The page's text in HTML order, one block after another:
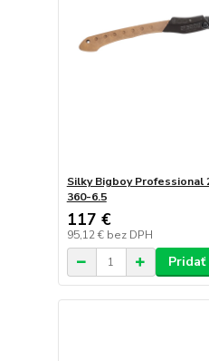
Silky Bigboy Professional
360-6.5
117 €
95,12 € bez DPH
Pridať